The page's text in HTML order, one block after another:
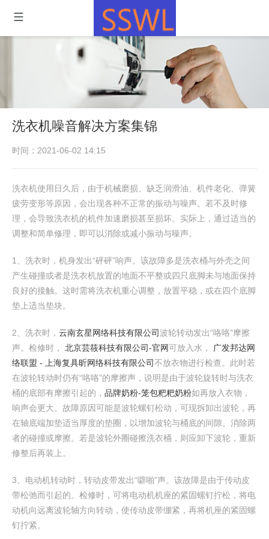
洗衣机噪音解决方案集锦
时间：2021-06-02 14:15
洗衣机使用日久后，由于机械磨损、缺乏润滑油、机件老化、弹簧
疲劳变形等原因，会出现各种不正常的振动与噪声。若不及时修
理，会导致洗衣机的机件加速磨损甚至损坏。实际上，通过适当的
调整和简单修理，即可以消除或减小振动与噪声。
1、洗衣时，机身发出“砰砰”响声。该故障多是洗衣桶与外壳之间
产生碰撞或者是洗衣机放置的地面不平整或四只底脚未与地面保持
良好的接触。这时需将洗衣机重心调整，放置平稳，或在四个底脚
垫上适当垫块。
2、洗衣时， 云南玄星网络科技有限公司波轮转动发出“咯咯”摩擦
声。检修时， 北京芸筱科技有限公司-官网可放入水，
广发邦达网
络联盟 - 上海复具昕网络科技有限公司不放衣物进行检查。此时若
在波轮转动时仍有“咯咯”的摩擦声，说明是由于波轮旋转时与洗衣
桶的底部有摩擦引起的， 品牌奶粉-笼包粑粑奶粉如再放入衣物，
响声会更大。故障原因可能是波轮螺钉松动，可现拆卸出波轮，再
在轴底端加垫适当厚度的垫圈，以增加波轮与桶底的间隙。消除两
者的碰撞或摩擦。若是波轮外圈碰擦洗衣桶，则应卸下波轮，重新
修整后再装上。
3、电动机转动时，转动皮带发出“噼啪”声。该故障是由于传动皮
带松弛而引起的。检修时，可将电动机机座的紧固螺钉拧松，将电
动机向远离波轮轴方向转动，使传动皮带绷紧，再将机座的紧固螺
钉拧紧。